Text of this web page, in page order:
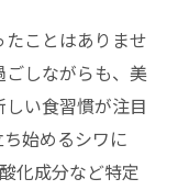
ことはありませ
しながらも、美
い食習慣が注目
始めるシワに
化成分など特定